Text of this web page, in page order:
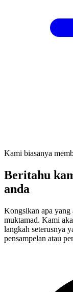
Kami biasanya
Beritahu
anda
Kongsikan apa yang
muktamad. Kami
langkah seterusnya
pensampelan atau